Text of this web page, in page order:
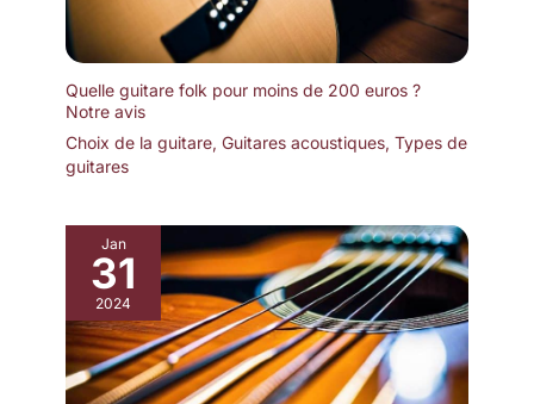
Quelle guitare folk pour moins de 200 euros ?
Notre avis
Choix de la guitare, Guitares acoustiques, Types de
guitares
Jan
31
2024